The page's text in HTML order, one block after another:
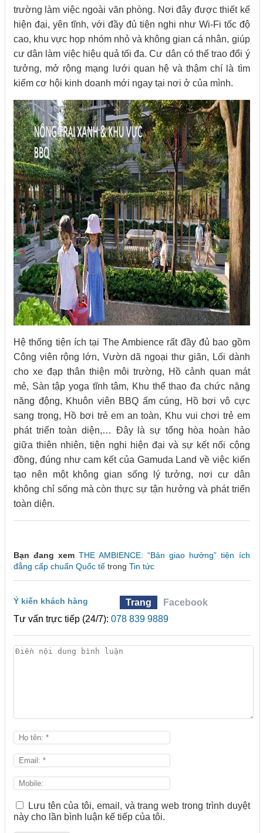
trường làm việc ngoài văn phòng. Nơi đây được thiết kế
hiện đại, yên tĩnh, với đầy đủ tiện nghi như Wi-Fi tốc độ
cao, khu vực họp nhóm nhỏ và không gian cá nhân, giúp
cư dân làm việc hiệu quả tối đa. Cư dân có thể trao đổi ý
tưởng, mở rộng mạng lưới quan hệ và thậm chí là tìm
kiếm cơ hội kinh doanh mới ngay tại nơi ở của mình.
Hệ thống tiện ích tại The Ambience rất đầy đủ bao gồm
Công viên rộng lớn, Vườn dã ngoại thư giãn, Lối dành
cho xe đạp thân thiện môi trường, Hồ cảnh quan mát
mẻ, Sàn tập yoga tĩnh tâm, Khu thể thao đa chức năng
năng động, Khuôn viên BBQ ấm cúng, Hồ bơi vô cực
sang trọng, Hồ bơi trẻ em an toàn, Khu vui chơi trẻ em
phát triển toàn diện,… Đây là sự tổng hòa hoàn hảo
giữa thiên nhiên, tiện nghi hiện đại và sự kết nối cộng
đồng, đúng như cam kết của Gamuda Land về việc kiến
tạo nên một không gian sống lý tưởng, nơi cư dân
không chỉ sống mà còn thực sự tận hưởng và phát triển
toàn diện.
Bạn đang xem THE AMBIENCE: “Bản giao hưởng” tiện ích
đẳng cấp chuẩn Quốc tế trong Tin tức
Ý kiến khách hàng Trang
Facebook
Tư vấn trực tiếp (24/7): 078 839 9889
Lưu tên của tôi, email, và trang web trong trình duyệt
này cho lần bình luận kế tiếp của tôi.